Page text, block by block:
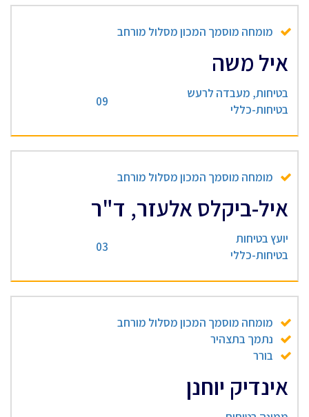
מומחה מוסמך המכון מסלול מורחב
איל משה
בטיחות, מעבדה לרעש
בטיחות-כללי
09
מומחה מוסמך המכון מסלול מורחב
איל-ביקלס אלעזר, ד"ר
יועץ בטיחות
בטיחות-כללי
03
מומחה מוסמך המכון מסלול מורחב
נתמך בתצהיר
בורר
אינדיק יוחנן